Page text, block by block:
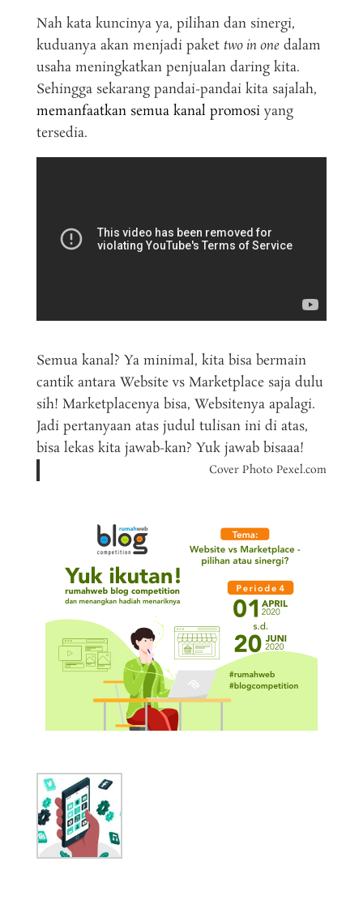
Nah kata kuncinya ya, pilihan dan sinergi,
kuduanya akan menjadi paket two in onedalam
usaha meningkatkan penjualan daring kita.
Sehingga sekarang pandai-pandai kita sajalah,
memanfaatkan semua kanal promosi yang
tersedia.
Semua kanal? Ya minimal, kita bisa bermain
cantik antara Website vs Marketplace saja dulu
sih! Marketplacenya bisa, Websitenya apalagi.
Jadi pertanyaan atas judul tulisan ini di atas,
bisa lekas kita jawab-kan? Yuk jawab bisaaa!
Cover Photo Pexel.com